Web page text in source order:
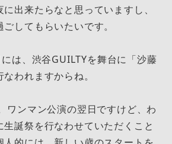
出来たらなと思っていますし、
してもらいたいです。
は、渋谷GUILTYを舞台に「沙藤
われますからね。
ワンマン公演の翌日ですけど、わ
誕祭を行なわせていただくこと